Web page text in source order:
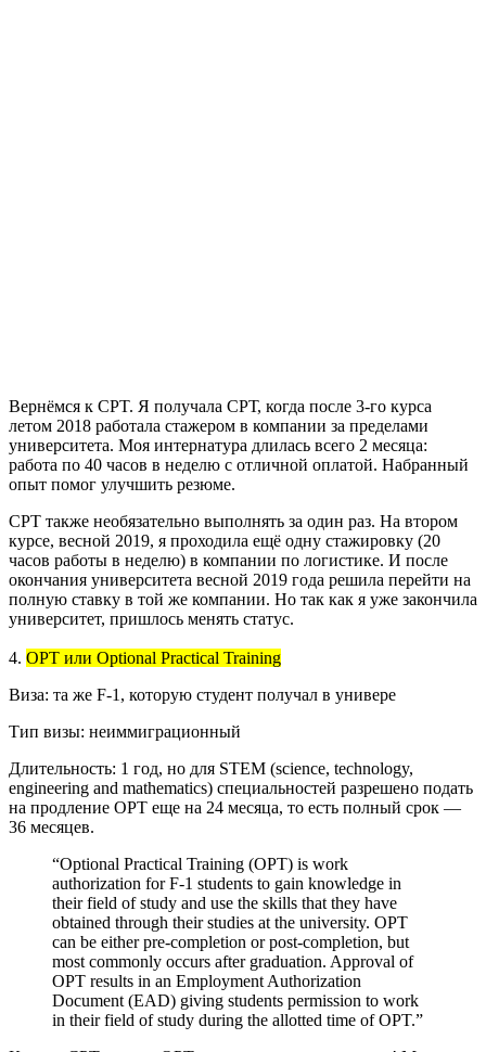
Вернёмся к CPT. Я получала СРТ, когда после 3-го курса
летом 2018 работала стажером в компании за пределами
университета. Моя интернатура длилась всего 2 месяца:
работа по 40 часов в неделю с отличной оплатой. Набранный
опыт помог улучшить резюме.
СРТ также необязательно выполнять за один раз. На втором
курсе, весной 2019, я проходила ещё одну стажировку (20
часов работы в неделю) в компании по логистике. И после
окончания университета весной 2019 года решила перейти на
полную ставку в той же компании. Но так как я уже закончила
университет, пришлось менять статус.
4. OPT или Optional Practical Training
Виза: та же F-1, которую студент получал в универе
Тип визы: неиммиграционный
Длительность: 1 год, но для STEM (science, technology,
engineering and mathematics) специальностей разрешено подать
на продление OPT еще на 24 месяца, то есть полный срок —
36 месяцев.
“Optional Practical Training (OPT) is work
authorization for F-1 students to gain knowledge in
their field of study and use the skills that they have
obtained through their studies at the university. OPT
can be either pre-completion or post-completion, but
most commonly occurs after graduation. Approval of
OPT results in an Employment Authorization
Document (EAD) giving students permission to work
in their field of study during the allotted time of OPT.”